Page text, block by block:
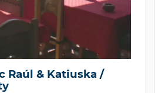
Raúl & Katiuska /